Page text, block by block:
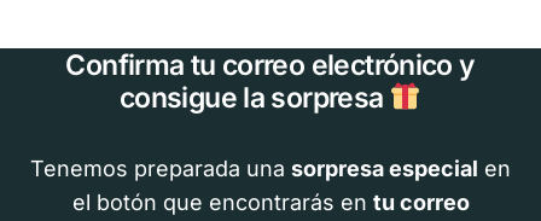
Confirma tu correo electrónico y
consigue la sorpresa
Tenemos preparada una sorpresa especial en
el botón que encontrarás en tu correo